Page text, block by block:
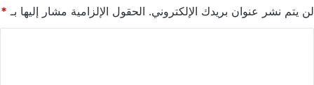
لن يتم نشر عنوان بريدك الإلكتروني. الحقول الإلزامية مشار إليها بـ *